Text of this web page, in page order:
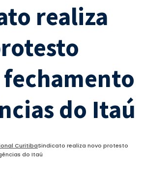
realiza
do Itaú
CuritibaSindicato realiza novo protesto
do Itaú